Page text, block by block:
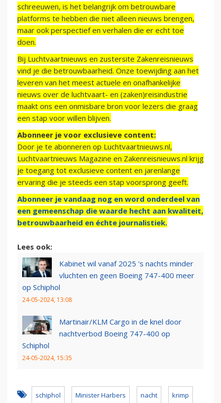
schreeuwen, is het belangrijk om betrouwbare
platforms te hebben die niet alleen nieuws brengen,
maar ook perspectief en verhalen die er echt toe
doen.
Bij Luchtvaartnieuws en zustersite Zakenreisnieuws
vind je die betrouwbaarheid. Onze toewijding aan het
leveren van het meest actuele en onafhankelijke
nieuws over de luchtvaart- en (zaken)reisindustrie
maakt ons een onmisbare bron voor lezers die graag
een stap voor willen blijven.
Abonneer je voor exclusieve content:
Door je te abonneren op Luchtvaartnieuws.nl,
Luchtvaartnieuws Magazine en Zakenreisnieuws.nl krijg
je toegang tot exclusieve content en jarenlange
ervaring die je steeds een stap voorsprong geeft.
Abonneer je vandaag nog en word onderdeel van
een gemeenschap die waarde hecht aan kwaliteit,
betrouwbaarheid en échte journalistiek.
Lees ook:
Kabinet wil vanaf 2025 's nachts minder
vluchten en geen Boeing 747-400 meer
op Schiphol
24-05-2024, 13:08
Martinair/KLM Cargo in de knel door
nachtverbod Boeing 747-400 op
Schiphol
24-05-2024, 15:35
schiphol Minister Harbers nacht krimp